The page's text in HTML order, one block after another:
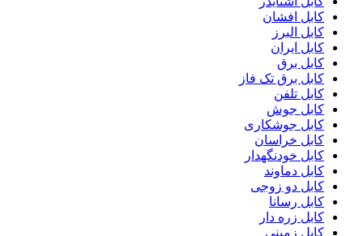
کابل افشان
کابل البرز
کابل ایران
کابل برق
کابل برق تک فاز
کابل تلفن
کابل جوش
کابل جوشکاری
کابل خراسان
کابل خودنگهدار
کابل دماوند
کابل دو زوجی
کابل رسانا
کابل زره دار
کابل زمینی